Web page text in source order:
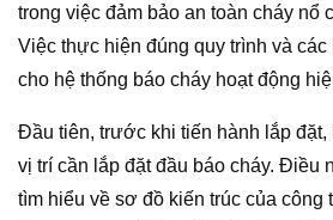
trong việc đảm bảo an toàn cháy nổ
Việc thực hiện đúng quy trình và
cho hệ thống báo cháy hoạt động
Đầu tiên, trước khi tiến hành lắp đặt,
vị trí cần lắp đặt đầu báo cháy. Điều
tìm hiểu về sơ đồ kiến trúc của công